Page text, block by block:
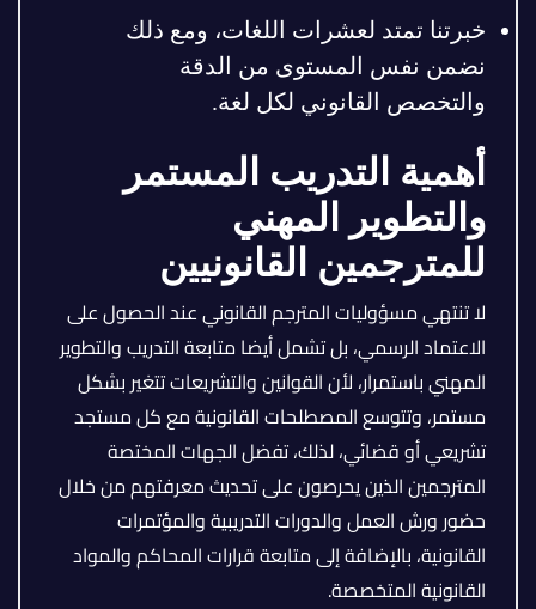
خبرتنا تمتد لعشرات اللغات، ومع ذلك
نضمن نفس المستوى من الدقة
والتخصص القانوني لكل لغة.
أهمية التدريب المستمر
والتطوير المهني
للمترجمين القانونيين
لا تنتهي مسؤوليات المترجم القانوني عند الحصول على
الاعتماد الرسمي، بل تشمل أيضا متابعة التدريب والتطوير
المهني باستمرار، لأن القوانين والتشريعات تتغير بشكل
مستمر، وتتوسع المصطلحات القانونية مع كل مستجد
تشريعي أو قضائي، لذلك، تفضل الجهات المختصة
المترجمين الذين يحرصون على تحديث معرفتهم من خلال
حضور ورش العمل والدورات التدريبية والمؤتمرات
القانونية، بالإضافة إلى متابعة قرارات المحاكم والمواد
القانونية المتخصصة.